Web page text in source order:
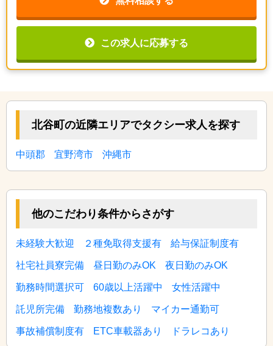
無料相談する
この求人に応募する
北谷町の近隣エリアでタクシー求人を探す
他のこだわり条件からさがす
未経験大歓迎 ２種免取得支援有
給与保証制度有
社宅社員寮完備
昼日勤のみOK
夜日勤のみOK
勤務時間選択可
60歳以上活躍中
女性活躍中